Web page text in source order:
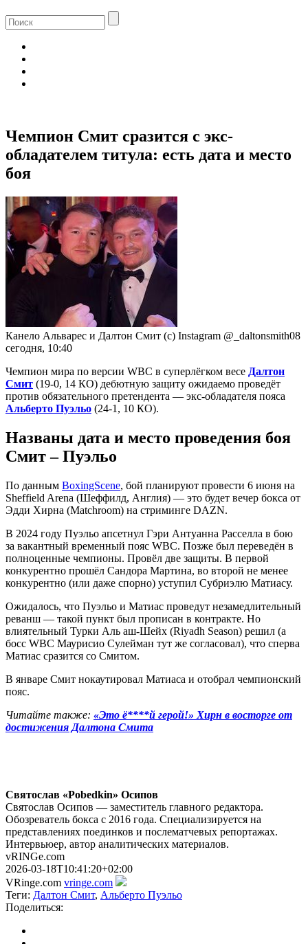
Чемпион Смит сразится с экс-
обладателем титула: есть дата и место
боя
Канело Альварес и Далтон Смит (с) Instagram @_daltonsmith08
сегодня, 10:40
Чемпион мира по версии WBC в суперлёгком весе Далтон
Смит (19-0, 14 КО) дебютную защиту ожидаемо проведёт
против обязательного претендента — экс-обладателя пояса
Альберто Пуэльо (24-1, 10 КО).
Названы дата и место проведения боя
Смит – Пуэльо
По данным BoxingScene, бой планируют провести 6 июня на
Sheffield Arena (Шеффилд, Англия) — это будет вечер бокса от
Эдди Хирна (Matchroom) на стриминге DAZN.
В 2024 году Пуэльо апсетнул Гэри Антуанна Расселла в бою
за вакантный временный пояс WBC. Позже был переведён в
полноценные чемпионы. Провёл две защиты. В первой
конкурентно прошёл Сандора Мартина, во второй не менее
конкурентно (или даже спорно) уступил Субриэлю Матиасу.
Ожидалось, что Пуэльо и Матиас проведут незамедлительный
реванш — такой пункт был прописан в контракте. Но
влиятельный Турки Аль аш-Шейх (Riyadh Season) решил (а
босс WBC Маурисио Сулейман тут же согласовал), что сперва
Матиас сразится со Смитом.
В январе Смит нокаутировал Матиаса и отобрал чемпионский
пояс.
Читайте также: «Это ё****й герой!» Хирн в восторге от
достижения Далтона Смита
Святослав «Pobedkin» Осипов
Святослав Осипов — заместитель главного редактора.
Обозреватель бокса с 2016 года. Специализируется на
представлениях поединков и послематчевых репортажах.
Интервьюер, автор аналитических материалов.
vRINGe.com
2026-03-18T10:41:20+02:00
VRinge.com vringe.com
Теги: Далтон Смит, Альберто Пуэльо
Поделиться: